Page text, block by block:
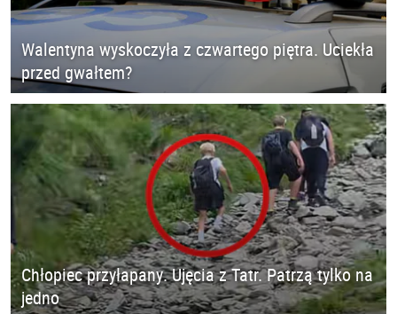
Walentyna wyskoczyła z czwartego piętra. Uciekła
przed gwałtem?
Chłopiec przyłapany. Ujęcia z Tatr. Patrzą tylko na
jedno